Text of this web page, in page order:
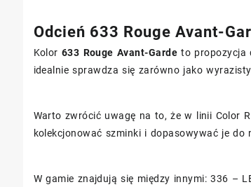
Odcień 633 Rouge Avant-
Kolor 633 Rouge Avant-Garde to propozycja
idealnie sprawdza się zarówno jako
Warto zwrócić uwagę na to, że w linii Color
kolekcjonować szminki i dopasowywać je
W gamie znajdują się między innymi: 336 –